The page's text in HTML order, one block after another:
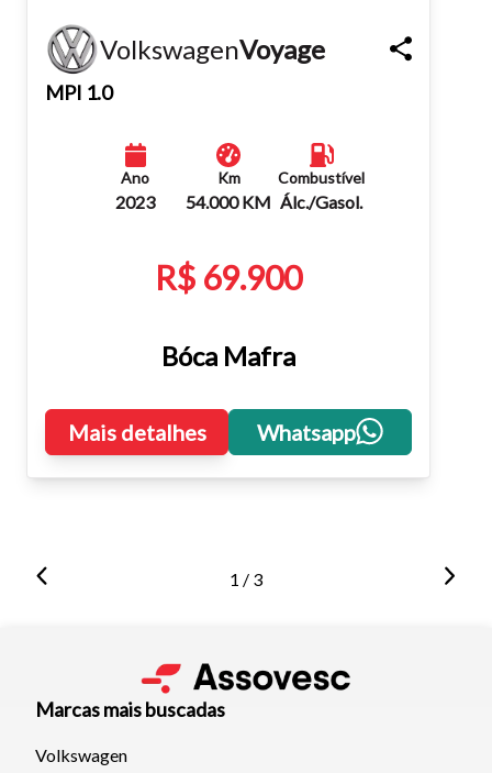
Fechar
VolkswagenVoyage
MPI 1.0
Ano
2023
Km
54.000 KM
Combustível
Álc./Gasol.
R$ 69.900
Bóca Mafra
Mais detalhes Whatsapp
1 / 3
Marcas mais buscadas
Volkswagen